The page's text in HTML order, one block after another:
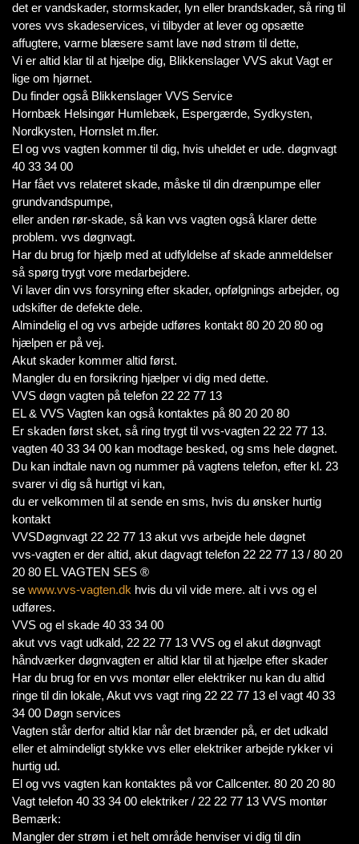
det er vandskader, stormskader, lyn eller brandskader, så ring til
vores vvs skadeservices, vi tilbyder at lever og opsætte
affugtere, varme blæsere samt lave nød strøm til dette,
Vi er altid klar til at hjælpe dig, Blikkenslager VVS akut Vagt er
lige om hjørnet.
Du finder også Blikkenslager VVS Service
Hornbæk Helsingør Humlebæk, Espergærde, Sydkysten,
Nordkysten, Hornslet m.fler.
El og vvs vagten kommer til dig, hvis uheldet er ude. døgnvagt
40 33 34 00
Har fået vvs relateret skade, måske til din drænpumpe eller
grundvandspumpe,
eller anden rør-skade, så kan vvs vagten også klarer dette
problem. vvs døgnvagt.
Har du brug for hjælp med at udfyldelse af skade anmeldelser
så spørg trygt vore medarbejdere.
Vi laver din vvs forsyning efter skader, opfølgnings arbejder, og
udskifter de defekte dele.
Almindelig el og vvs arbejde udføres kontakt 80 20 20 80 og
hjælpen er på vej.
Akut skader kommer altid først.
Mangler du en forsikring hjælper vi dig med dette.
VVS døgn vagten på telefon 22 22 77 13
EL & VVS Vagten kan også kontaktes på 80 20 20 80
Er skaden først sket, så ring trygt til vvs-vagten 22 22 77 13.
vagten 40 33 34 00 kan modtage besked, og sms hele døgnet.
Du kan indtale navn og nummer på vagtens telefon, efter kl. 23
svarer vi dig så hurtigt vi kan,
du er velkommen til at sende en sms, hvis du ønsker hurtig
kontakt
VVSDøgnvagt 22 22 77 13 akut vvs arbejde hele døgnet
vvs-vagten er der altid, akut dagvagt telefon 22 22 77 13 / 80 20
20 80 EL VAGTEN SES ®
se www.vvs-vagten.dk hvis du vil vide mere. alt i vvs og el
udføres.
VVS og el skade 40 33 34 00
akut vvs vagt udkald, 22 22 77 13 VVS og el akut døgnvagt
håndværker døgnvagten er altid klar til at hjælpe efter skader
Har du brug for en vvs montør eller elektriker nu kan du altid
ringe til din lokale, Akut vvs vagt ring 22 22 77 13 el vagt 40 33
34 00 Døgn services
Vagten står derfor altid klar når det brænder på, er det udkald
eller et almindeligt stykke vvs eller elektriker arbejde rykker vi
hurtig ud.
El og vvs vagten kan kontaktes på vor Callcenter. 80 20 20 80
Vagt telefon 40 33 34 00 elektriker / 22 22 77 13 VVS montør
Bemærk:
Mangler der strøm i et helt område henviser vi dig til din